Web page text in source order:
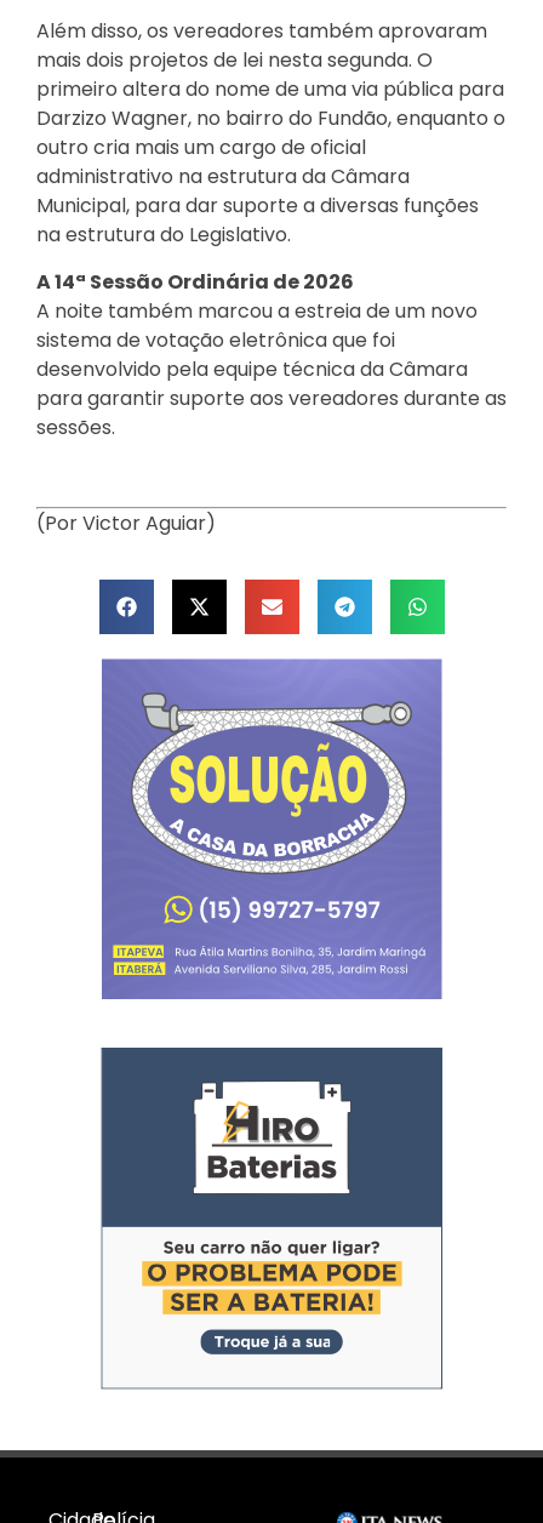
Além disso, os vereadores também aprovaram
mais dois projetos de lei nesta segunda. O
primeiro altera do nome de uma via pública para
Darzizo Wagner, no bairro do Fundão, enquanto o
outro cria mais um cargo de oficial
administrativo na estrutura da Câmara
Municipal, para dar suporte a diversas funções
na estrutura do Legislativo.
A 14ª Sessão Ordinária de 2026
A noite também marcou a estreia de um novo
sistema de votação eletrônica que foi
desenvolvido pela equipe técnica da Câmara
para garantir suporte aos vereadores durante as
sessões.
(Por Victor Aguiar)